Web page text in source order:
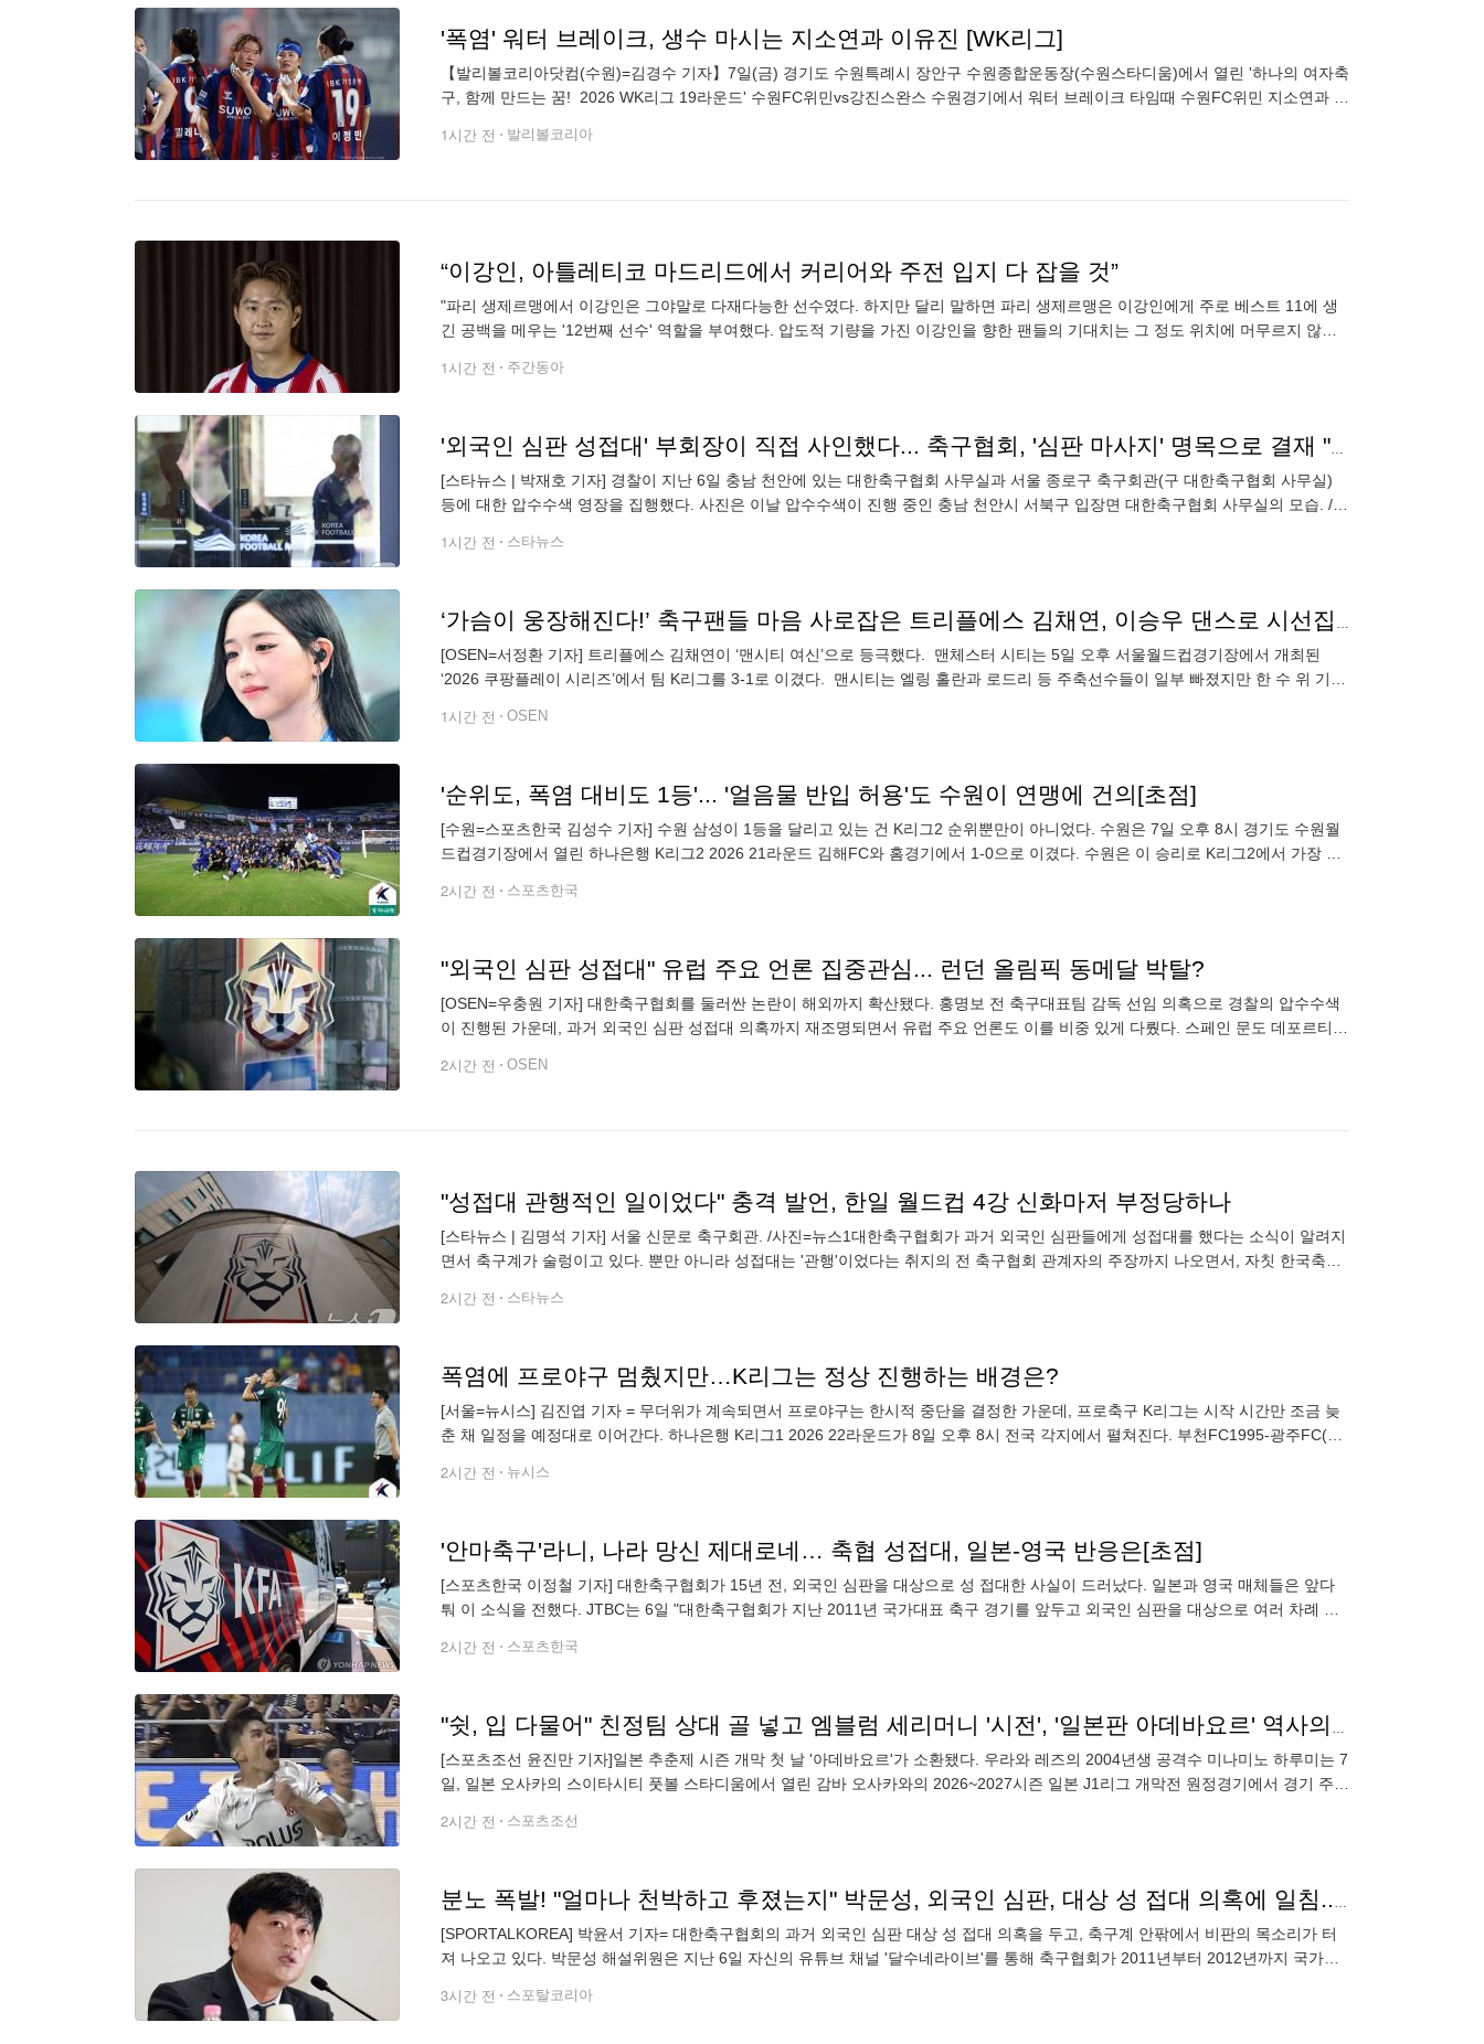
'폭염' 워터 브레이크, 생수 마시는 지소연과 이유진 [WK리그]
【발리볼코리아닷컴(수원)=김경수 기자】7일(금) 경기도 수원특례시 장안구 수원종합운동장(수원스타디움)에서 열린 '하나의 여자축
구, 함께 만드는 꿈! 2026 WK리그 19라운드' 수원FC위민vs강진스완스 수원경기에서 워터 브레이크 타임때 수원FC위민 지소연과 이
1시간 전 발리볼코리아
“이강인, 아틀레티코 마드리드에서 커리어와 주전 입지 다 잡을 것”
"파리 생제르맹에서 이강인은 그야말로 다재다능한 선수였다. 하지만 달리 말하면 파리 생제르맹은 이강인에게 주로 베스트 11에 생
긴 공백을 메우는 '12번째 선수' 역할을 부여했다. 압도적 기량을 가진 이강인을 향한 팬들의 기대치는 그 정도 위치에 머무르지 않는
1시간 전 주간동아
'외국인 심판 성접대' 부회장이 직접 사인했다... 축구협회, '심판 마사지' 명목으로 결재 "알고도 처벌 없었다"
[스타뉴스 | 박재호 기자] 경찰이 지난 6일 충남 천안에 있는 대한축구협회 사무실과 서울 종로구 축구회관(구 대한축구협회 사무실)
등에 대한 압수수색 영장을 집행했다. 사진은 이날 압수수색이 진행 중인 충남 천안시 서북구 입장면 대한축구협회 사무실의 모습. /사
1시간 전 스타뉴스
‘가슴이 웅장해진다!’ 축구팬들 마음 사로잡은 트리플에스 김채연, 이승우 댄스로 시선집중
[OSEN=서정환 기자] 트리플에스 김채연이 ‘맨시티 여신’으로 등극했다. 맨체스터 시티는 5일 오후 서울월드컵경기장에서 개최된
‘2026 쿠팡플레이 시리즈’에서 팀 K리그를 3-1로 이겼다. 맨시티는 엘링 홀란과 로드리 등 주축선수들이 일부 빠졌지만 한 수 위 기량
1시간 전 OSEN
'순위도, 폭염 대비도 1등'... '얼음물 반입 허용'도 수원이 연맹에 건의[초점]
[수원=스포츠한국 김성수 기자] 수원 삼성이 1등을 달리고 있는 건 K리그2 순위뿐만이 아니었다. 수원은 7일 오후 8시 경기도 수원월
드컵경기장에서 열린 하나은행 K리그2 2026 21라운드 김해FC와 홈경기에서 1-0으로 이겼다. 수원은 이 승리로 K리그2에서 가장 먼
2시간 전 스포츠한국
"외국인 심판 성접대" 유럽 주요 언론 집중관심... 런던 올림픽 동메달 박탈?
[OSEN=우충원 기자] 대한축구협회를 둘러싼 논란이 해외까지 확산됐다. 홍명보 전 축구대표팀 감독 선임 의혹으로 경찰의 압수수색
이 진행된 가운데, 과거 외국인 심판 성접대 의혹까지 재조명되면서 유럽 주요 언론도 이를 비중 있게 다뤘다. 스페인 문도 데포르티보
2시간 전 OSEN
"성접대 관행적인 일이었다" 충격 발언, 한일 월드컵 4강 신화마저 부정당하나
[스타뉴스 | 김명석 기자] 서울 신문로 축구회관. /사진=뉴스1대한축구협회가 과거 외국인 심판들에게 성접대를 했다는 소식이 알려지
면서 축구계가 술렁이고 있다. 뿐만 아니라 성접대는 '관행'이었다는 취지의 전 축구협회 관계자의 주장까지 나오면서, 자칫 한국축구
2시간 전 스타뉴스
폭염에 프로야구 멈췄지만…K리그는 정상 진행하는 배경은?
[서울=뉴시스] 김진엽 기자 = 무더위가 계속되면서 프로야구는 한시적 중단을 결정한 가운데, 프로축구 K리그는 시작 시간만 조금 늦
춘 채 일정을 예정대로 이어간다. 하나은행 K리그1 2026 22라운드가 8일 오후 8시 전국 각지에서 펼쳐진다. 부천FC1995-광주FC(부
2시간 전 뉴시스
'안마축구'라니, 나라 망신 제대로네… 축협 성접대, 일본-영국 반응은[초점]
[스포츠한국 이정철 기자] 대한축구협회가 15년 전, 외국인 심판을 대상으로 성 접대한 사실이 드러났다. 일본과 영국 매체들은 앞다
퉈 이 소식을 전했다. JTBC는 6일 "대한축구협회가 지난 2011년 국가대표 축구 경기를 앞두고 외국인 심판을 대상으로 여러 차례 성
2시간 전 스포츠한국
"쉿, 입 다물어" 친정팀 상대 골 넣고 엠블럼 세리머니 '시전', '일본판 아데바요르' 역사의 탄생, 역전패 결말까지 '완벽'
[스포츠조선 윤진만 기자]일본 추춘제 시즌 개막 첫 날 '아데바요르'가 소환됐다. 우라와 레즈의 2004년생 공격수 미나미노 하루미는 7
일, 일본 오사카의 스이타시티 풋볼 스타디움에서 열린 감바 오사카와의 2026~2027시즌 일본 J1리그 개막전 원정경기에서 경기 주인
2시간 전 스포츠조선
분노 폭발! "얼마나 천박하고 후졌는지" 박문성, 외국인 심판, 대상 성 접대 의혹에 일침..."정말 개념을 상실한 것"
[SPORTALKOREA] 박윤서 기자= 대한축구협회의 과거 외국인 심판 대상 성 접대 의혹을 두고, 축구계 안팎에서 비판의 목소리가 터
져 나오고 있다. 박문성 해설위원은 지난 6일 자신의 유튜브 채널 '달수네라이브'를 통해 축구협회가 2011년부터 2012년까지 국가대
3시간 전 스포탈코리아